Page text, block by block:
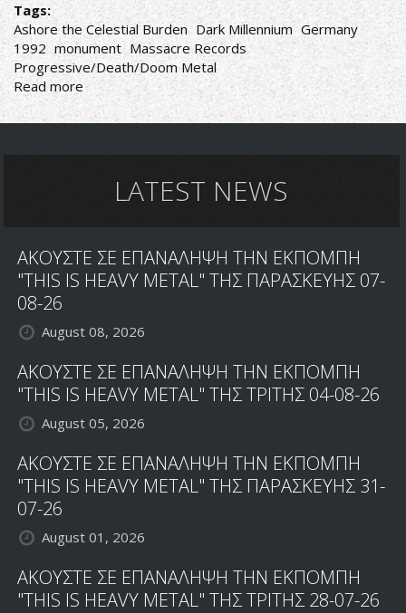
Tags:
Ashore the Celestial Burden Dark Millennium Germany
1992 monument Massacre Records
Progressive/Death/Doom Metal
Read moreabout
Dark
Millennium-
Celestial
BurdenLATEST NEWS
ΑΚΟΥΣΤΕ ΣΕ ΕΠΑΝΑΛΗΨΗ ΤΗΝ ΕΚΠΟΜΠΗ
"THIS IS HEAVY METAL" ΤΗΣ ΠΑΡΑΣΚΕΥΗΣ 07-
08-26
August 08, 2026
ΑΚΟΥΣΤΕ ΣΕ ΕΠΑΝΑΛΗΨΗ ΤΗΝ ΕΚΠΟΜΠΗ
"THIS IS HEAVY METAL" ΤΗΣ ΤΡΙΤΗΣ 04-08-26
August 05, 2026
ΑΚΟΥΣΤΕ ΣΕ ΕΠΑΝΑΛΗΨΗ ΤΗΝ ΕΚΠΟΜΠΗ
"THIS IS HEAVY METAL" ΤΗΣ ΠΑΡΑΣΚΕΥΗΣ 31-
07-26
August 01, 2026
ΑΚΟΥΣΤΕ ΣΕ ΕΠΑΝΑΛΗΨΗ ΤΗΝ ΕΚΠΟΜΠΗ
"THIS IS HEAVY METAL" ΤΗΣ ΤΡΙΤΗΣ 28-07-26